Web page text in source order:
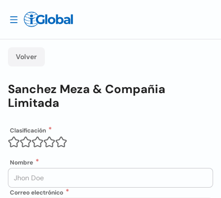
Volver
Sanchez Meza & Compañia
Limitada
Clasificación
Nombre
Correo electrónico